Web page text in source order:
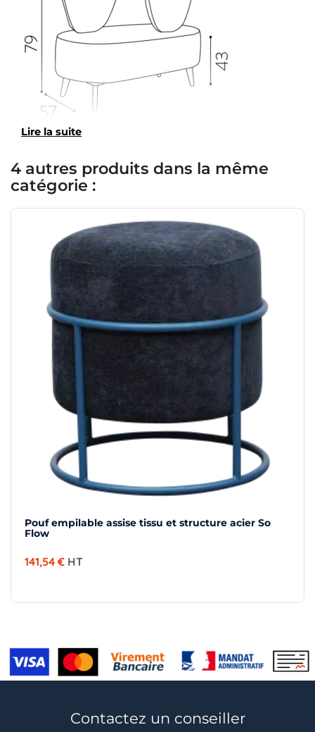
Demande de rappel
Lire la suite
4 autres produits dans la même
catégorie :
Pouf empilable assise tissu et structure acier So
Flow
141,54 € HT
Contactez un conseiller